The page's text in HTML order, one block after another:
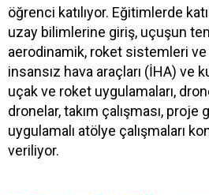
öğrenci katılıyor. Eğitimlerde
uzay bilimlerine giriş, uçuşun
aerodinamik, roket sistemleri ve
insansız hava araçları (İHA) ve
uçak ve roket uygulamaları,
dronelar, takım çalışması, proje
uygulamalı atölye çalışmaları
veriliyor.